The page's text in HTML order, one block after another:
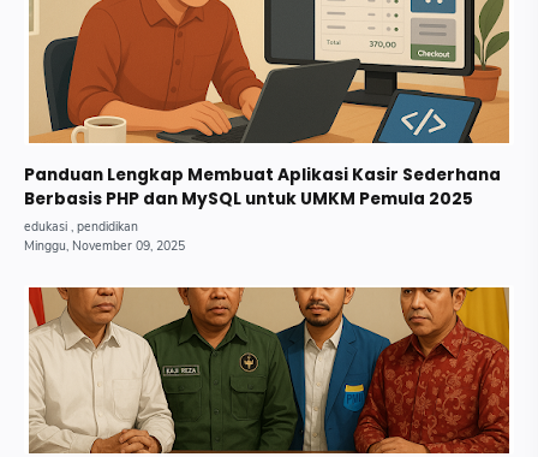
Panduan Lengkap Membuat Aplikasi Kasir Sederhana
Berbasis PHP dan MySQL untuk UMKM Pemula 2025